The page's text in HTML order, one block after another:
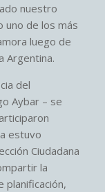
nuestro
uno de los más
luego de
Argentina.
del
Aybar – se
estuvo
Ciudadana
la
planificación,